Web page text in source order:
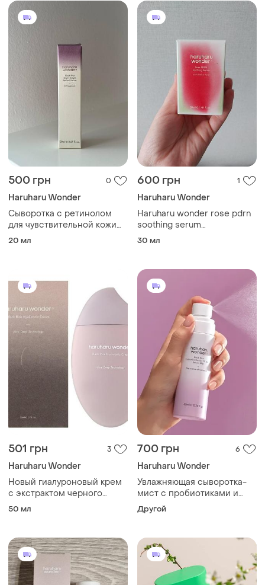
500 грн 0
Haruharu Wonder
Сыворотка с ретинолом
для чувствительной кожи
haruharu wonder black rice
20 мл
600 грн 1
Haruharu Wonder
Haruharu wonder rose pdrn
soothing serum
увлажняющий
восстановления кожи
30 мл
501 грн 3
Haruharu Wonder
Новый гиалуроновый крем
с экстрактом черного
рисаharuharu wonder black
50 мл
700 грн 6
Haruharu Wonder
Увлажняющая сыворотка-
мист с пробиотиками и
nad+ haruharu wonder black
rice
Другой